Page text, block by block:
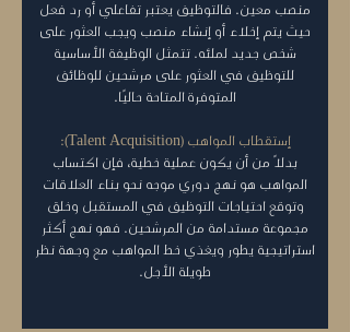
منصب معين. فالتوظيف يعتبر تفاعلي أو رد فعل
حيث يتم إخلاء أو إنشاء منصب ويجب العثور على
شخص جديد لملئه. تتمثل الوظيفة الأساسية
للتوظيف في العثور على مرشحين للوظائف
المتوفرة المتاحة حاليًا.
إستقطاب المواهب (Talent Acquisition):
بدلاً من أن يكون عملية خطية، فإن اكتساب
المواهب هو نهج دوري موجه نحو بناء العلاقات
وتوقع احتياجات التوظيف في المستقبل وخلق
مجموعة مستدامة من المرشحين. فهو نهج أكثر
استراتيجية يطور ويغذي خط المواهب مع وجهة نظر
طويلة الأجل.